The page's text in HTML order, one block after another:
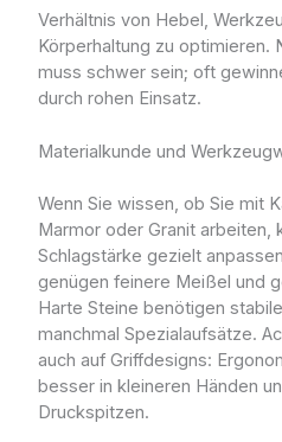
Verhältnis von Hebel,
Körperhaltung zu optimieren.
muss schwer sein; oft
durch rohen Einsatz.
Materialkunde und
Wenn Sie wissen, ob Sie mit
Marmor oder Granit arbeiten,
Schlagstärke gezielt
genügen feinere Meißel und
Harte Steine benötigen
manchmal Spezialaufsätze.
auch auf Griffdesigns:
besser in kleineren Händen
Druckspitzen.